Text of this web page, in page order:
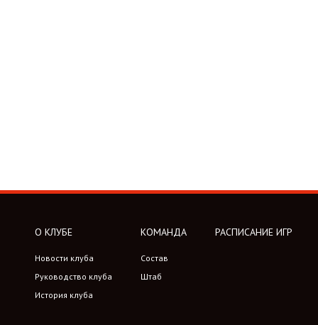
О КЛУБЕ
Новости клуба
Руководство клуба
История клуба
КОМАНДА
Состав
Штаб
РАСПИСАНИЕ ИГР